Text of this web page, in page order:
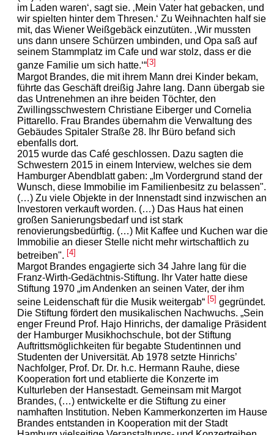
im Laden waren‘, sagt sie. ‚Mein Vater hat gebacken, und
wir spielten hinter dem Thresen.‘ Zu Weihnachten half sie
mit, das Wiener Weißgebäck einzutüten. ‚Wir mussten
uns dann unsere Schürzen umbinden, und Opa saß auf
seinem Stammplatz im Cafe und war stolz, dass er die
ganze Familie um sich hatte.‘“[3]
Margot Brandes, die mit ihrem Mann drei Kinder bekam,
führte das Geschäft dreißig Jahre lang. Dann übergab sie
das Untrenehmen an ihre beiden Töchter, den
Zwillingsschwestern Christiane Eiberger und Cornelia
Pittarello. Frau Brandes übernahm die Verwaltung des
Gebäudes Spitaler Straße 28. Ihr Büro befand sich
ebenfalls dort.
2015 wurde das Café geschlossen. Dazu sagten die
Schwestern 2015 in einem Interview, welches sie dem
Hamburger Abendblatt gaben: „Im Vordergrund stand der
Wunsch, diese Immobilie im Familienbesitz zu belassen".
(…) Zu viele Objekte in der Innenstadt sind inzwischen an
Investoren verkauft worden. (…) Das Haus hat einen
großen Sanierungsbedarf und ist stark
renovierungsbedürftig. (…) Mit Kaffee und Kuchen war die
Immobilie an dieser Stelle nicht mehr wirtschaftlich zu
betreiben". [4]
Margot Brandes engagierte sich 34 Jahre lang für die
Franz-Wirth-Gedächtnis-Stiftung. Ihr Vater hatte diese
Stiftung 1970 „im Andenken an seinen Vater, der ihm
seine Leidenschaft für die Musik weitergab“ [5] gegründet.
Die Stiftung fördert den musikalischen Nachwuchs. „Sein
enger Freund Prof. Hajo Hinrichs, der damalige Präsident
der Hamburger Musikhochschule, bot der Stiftung
Auftrittsmöglichkeiten für begabte Studentinnen und
Studenten der Universität. Ab 1978 setzte Hinrichs’
Nachfolger, Prof. Dr. Dr. h.c. Hermann Rauhe, diese
Kooperation fort und etablierte die Konzerte im
Kulturleben der Hansestadt. Gemeinsam mit Margot
Brandes, (…) entwickelte er die Stiftung zu einer
namhaften Institution. Neben Kammerkonzerten im Hause
Brandes entstanden in Kooperation mit der Stadt